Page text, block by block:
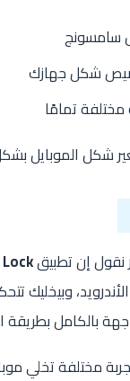
سامسونج
شكل جهازك
مختلفة تمامًا
شكل الموبايل
نقول إن تطبيق
وبيخليك
بالكامل بطريقة
مختلفة تخلي